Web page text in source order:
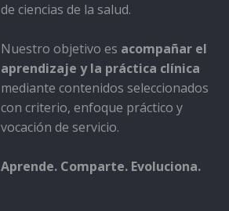
de ciencias de la salud.
Nuestro objetivo es acompañar el
aprendizaje y la práctica clínica
mediante contenidos seleccionados
con criterio, enfoque práctico y
vocación de servicio.
Aprende. Comparte. Evoluciona.